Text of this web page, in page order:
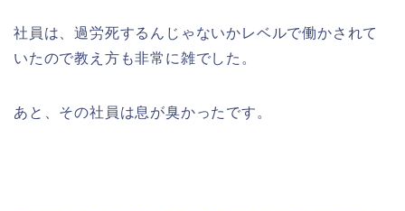
社員は、過労死するんじゃないかレベルで働かされて
いたので教え方も非常に雑でした。
あと、その社員は息が臭かったです。